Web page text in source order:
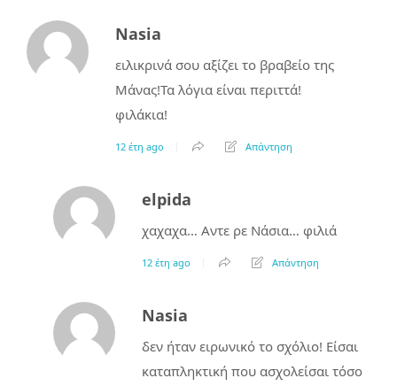
Nasia
ειλικρινά σου αξίζει το βραβείο της
Μάνας!Τα λόγια είναι περιττά!
φιλάκια!
12 έτη ago Απάντηση
elpida
χαχαχα… Αντε ρε Νάσια… φιλιά
12 έτη ago Απάντηση
Nasia
δεν ήταν ειρωνικό το σχόλιο! Είσαι
καταπληκτική που ασχολείσαι τόσο